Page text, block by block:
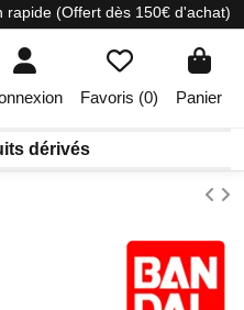
rapide (Offert dès 150€ d'achat)
Favoris (0) Panier
dérivés